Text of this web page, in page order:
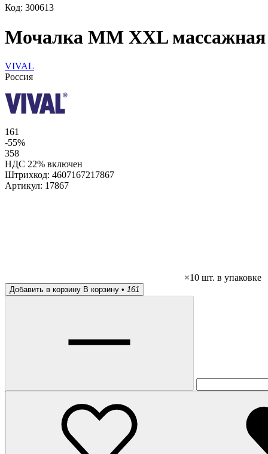
Код: 300613
Мочалка ММ XXL массажная
VIVAL
Россия
161
-55%
358
НДС 22% включен
Штрихкод: 4607167217867
Артикул: 17867
×10 шт. в упаковке
Добавить в корзину В корзину • 161